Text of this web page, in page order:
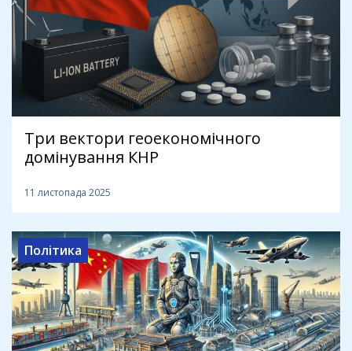
Три вектори геоекономічного
домінування КНР
11 листопада 2025
Політика